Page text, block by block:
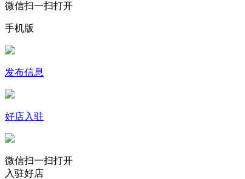
微信扫一扫打开
手机版
发布信息
好店入驻
微信扫一扫打开
入驻好店